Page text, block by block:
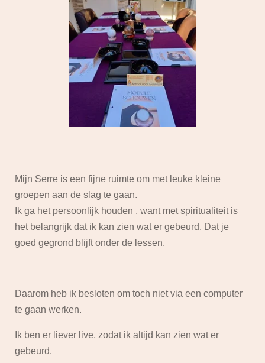
Mijn Serre is een fijne ruimte om met leuke kleine
groepen aan de slag te gaan.
Ik ga het persoonlijk houden , want met spiritualiteit is
het belangrijk dat ik kan zien wat er gebeurd. Dat je
goed gegrond blijft onder de lessen.
Daarom heb ik besloten om toch niet via een computer
te gaan werken.
Ik ben er liever live, zodat ik altijd kan zien wat er
gebeurd.